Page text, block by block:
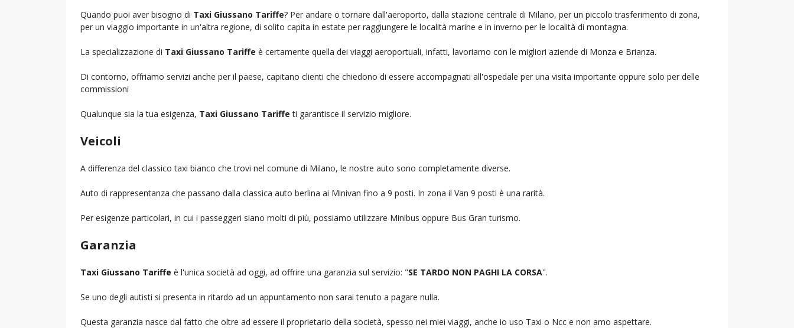
Quando puoi aver bisogno di Taxi Giussano Tariffe? Per andare o tornare dall'aeroporto, dalla stazione centrale di Milano, per un piccolo trasferimento di zona,
per un viaggio importante in un'altra regione, di solito capita in estate per raggiungere le località marine e in inverno per le località di montagna.
La specializzazione di Taxi Giussano Tariffe è certamente quella dei viaggi aeroportuali, infatti, lavoriamo con le migliori aziende di Monza e Brianza.
Di contorno, offriamo servizi anche per il paese, capitano clienti che chiedono di essere accompagnati all'ospedale per una visita importante oppure solo per delle
commissioni
Qualunque sia la tua esigenza, Taxi Giussano Tariffe ti garantisce il servizio migliore.
Veicoli
A differenza del classico taxi bianco che trovi nel comune di Milano, le nostre auto sono completamente diverse.
Auto di rappresentanza che passano dalla classica auto berlina ai Minivan fino a 9 posti. In zona il Van 9 posti è una rarità.
Per esigenze particolari, in cui i passeggeri siano molti di più, possiamo utilizzare Minibus oppure Bus Gran turismo.
Garanzia
Taxi Giussano Tariffe è l'unica società ad oggi, ad offrire una garanzia sul servizio: "SE TARDO NON PAGHI LA CORSA".
Se uno degli autisti si presenta in ritardo ad un appuntamento non sarai tenuto a pagare nulla.
Questa garanzia nasce dal fatto che oltre ad essere il proprietario della società, spesso nei miei viaggi, anche io uso Taxi o Ncc e non amo aspettare.